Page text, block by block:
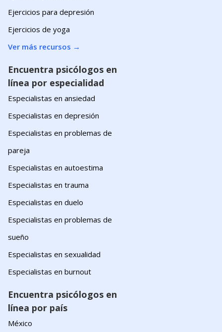
Ejercicios para depresión
Ejercicios de yoga
Ver más recursos →
Encuentra psicólogos en
línea por especialidad
Especialistas en ansiedad
Especialistas en depresión
Especialistas en problemas de
pareja
Especialistas en autoestima
Especialistas en trauma
Especialistas en duelo
Especialistas en problemas de
sueño
Especialistas en sexualidad
Especialistas en burnout
Encuentra psicólogos en
línea por país
México